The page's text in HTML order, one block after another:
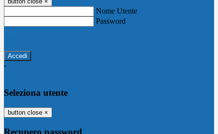
Nome Utente
Password
-
Seleziona utente
button close ×
Recupero password